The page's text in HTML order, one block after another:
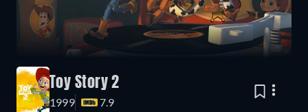
Toy Story 2
1999 7.9